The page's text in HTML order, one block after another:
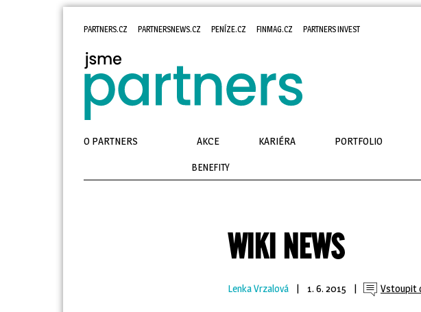
WIKI NEWS
Lenka Vrzalová | 1. 6. 2015 | Vstoupit
PARTNERS.CZ PARTNERSNEWS.CZ PENÍZE.CZ FINMAG.CZ PARTNERS INVEST
O PARTNERS AKCE KARIÉRA PORTFOLIO
BENEFITY